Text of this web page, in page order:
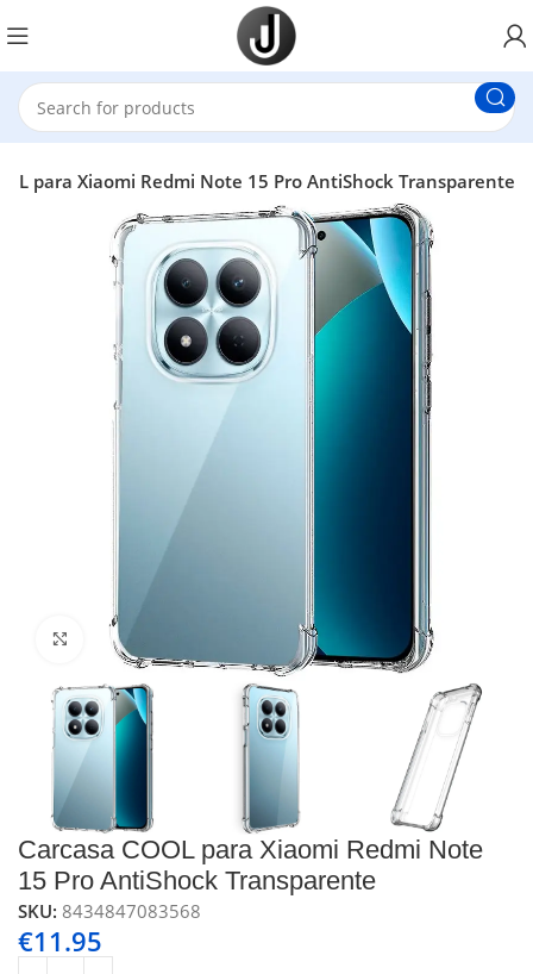
para Xiaomi Redmi Note 15 Pro AntiShock Transparente
Click to enlarge
Carcasa COOL para Xiaomi Redmi Note
15 Pro AntiShock Transparente
SKU:8434847083568
€11.95